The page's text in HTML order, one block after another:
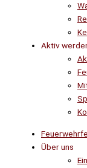
Aktiv
Über uns